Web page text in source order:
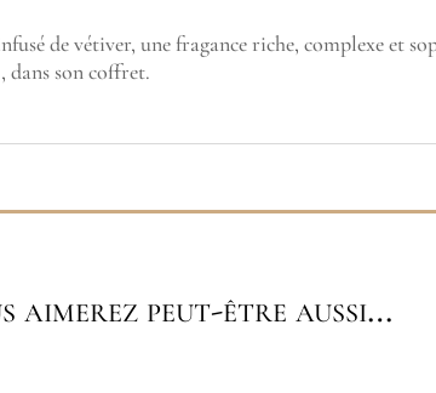
de vétiver, une fragance riche, complexe et
dans son coffret.
aimerez peut-être aussi…